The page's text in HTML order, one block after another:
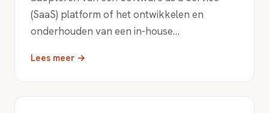
(SaaS) platform of het ontwikkelen en
onderhouden van een in-house…
Lees meer →